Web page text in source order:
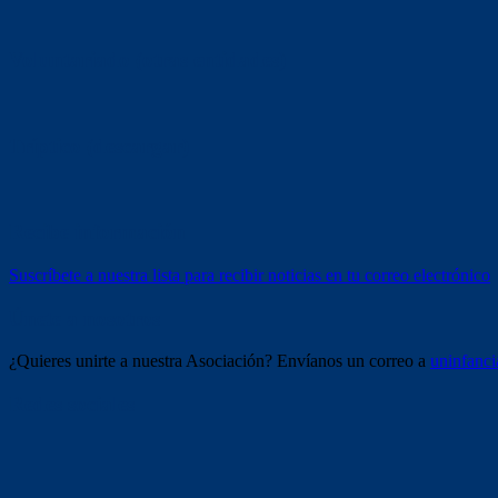
Suscríbete a nuestra lista para recibir noticias en tu correo electrónico
¿Quieres unirte a nuestra Asociación? Envíanos un correo a